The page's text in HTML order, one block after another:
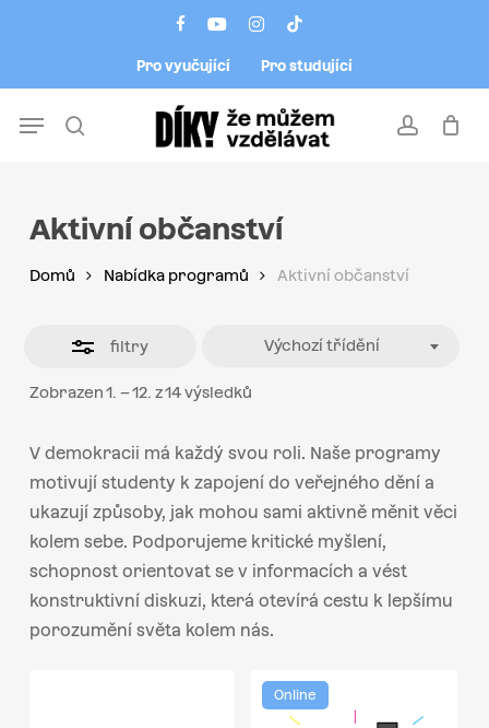
facebookyoutubeinstagram
tiktok
Pro vyučující Pro studující
account
Menu
Aktivní občanství
Domů Nabídka programů Aktivní občanství
filtry
Zobrazen 1. – 12. z 14 výsledků
Výchozí třídění
V demokracii má každý svou roli. Naše programy
motivují studenty k zapojení do veřejného dění a
ukazují způsoby, jak mohou sami aktivně měnit věci
kolem sebe. Podporujeme kritické myšlení,
schopnost orientovat se v informacích a vést
konstruktivní diskuzi, která otevírá cestu k lepšímu
porozumění světa kolem nás.
Online